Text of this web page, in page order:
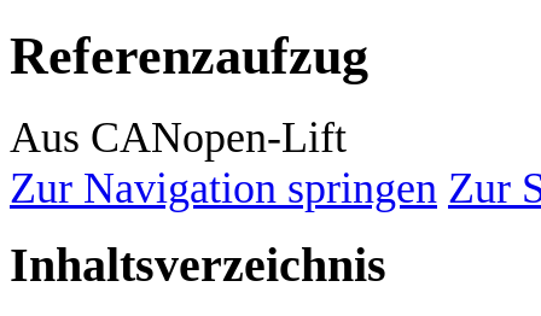
Referenzaufzug
Aus CANopen-Lift
Zur Navigation springen Zur
Inhaltsverzeichnis